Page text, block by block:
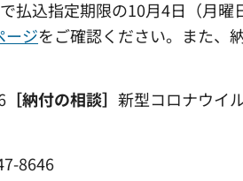
払込指定期限の10月4日（月曜
ージをご確認ください。また、
［納付の相談］ 新型コロナウイ
8646